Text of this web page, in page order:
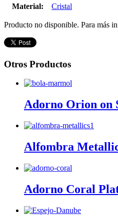
Material:
Cristal
Producto no disponible. Para más
Otros Productos
Adorno Orion on
Alfombra
Adorno Coral